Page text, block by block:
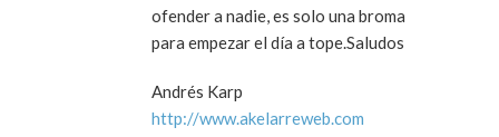
ofender a nadie, es solo una broma
para empezar el día a tope.Saludos
Andrés Karp
http://www.akelarreweb.com